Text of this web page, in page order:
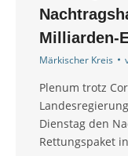
Milliarden-
Märkischer Kreis
Plenum trotz
Dienstag den
Rettungspaket